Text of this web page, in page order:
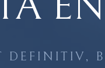
DEFINITIV,